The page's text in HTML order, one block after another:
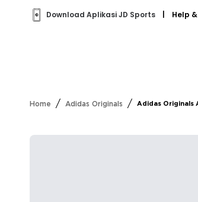
Download Aplikasi JD Sports Help
Home / Adidas Originals / Adidas Originals